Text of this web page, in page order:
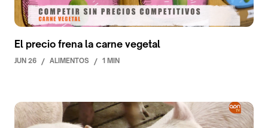
El precio frena la carne vegetal
JUN 26 / ALIMENTOS / 1 MIN